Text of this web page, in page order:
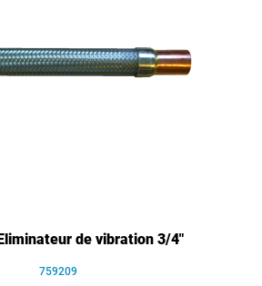
de vibration 3/4"
759209